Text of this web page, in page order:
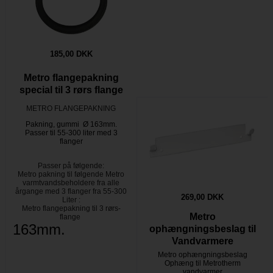
185,00 DKK
Metro flangepakning
special til 3 rørs flange
METRO FLANGEPAKNING
Pakning, gummi Ø 163mm.
Passer til 55-300 liter med 3
flanger
Passer på følgende:
Metro pakning til følgende Metro
varmtvandsbeholdere fra alle
årgange med 3 flanger fra 55-300
Liter :
Metro flangepakning til 3 rørs-
flange
163mm.
269,00 DKK
Metro
ophængningsbeslag til
Vandvarmere
Metro ophængningsbeslag
Ophæng til Metrotherm